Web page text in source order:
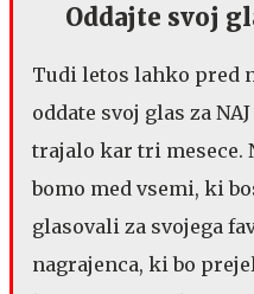
Oddajte svoj
Tudi letos lahko pred
oddate svoj glas za
trajalo kar tri mesece.
bomo med vsemi, ki
glasovali za svojega
nagrajenca, ki bo